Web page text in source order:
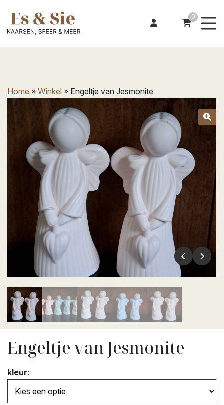
0
Home » Winkel » Engeltje van Jesmonite
Engeltje van Jesmonite
kleur: